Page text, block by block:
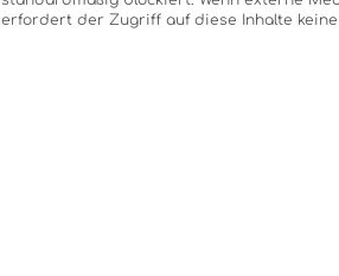
erfordert der Zugriff auf diese Inhalte keine